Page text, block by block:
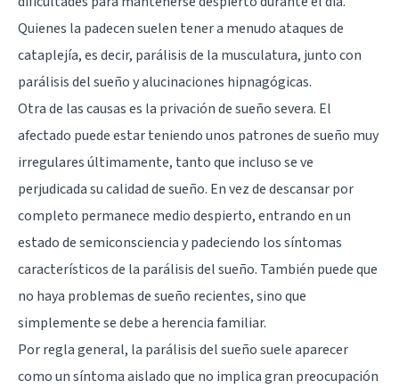
Quienes la padecen suelen tener a menudo ataques de
cataplejía, es decir, parálisis de la musculatura, junto con
parálisis del sueño y alucinaciones hipnagógicas.
Otra de las causas es la privación de sueño severa. El
afectado puede estar teniendo unos patrones de sueño muy
irregulares últimamente, tanto que incluso se ve
perjudicada su calidad de sueño. En vez de descansar por
completo permanece medio despierto, entrando en un
estado de semiconsciencia y padeciendo los síntomas
característicos de la parálisis del sueño. También puede que
no haya problemas de sueño recientes, sino que
simplemente se debe a herencia familiar.
Por regla general, la parálisis del sueño suele aparecer
como un síntoma aislado que no implica gran preocupación